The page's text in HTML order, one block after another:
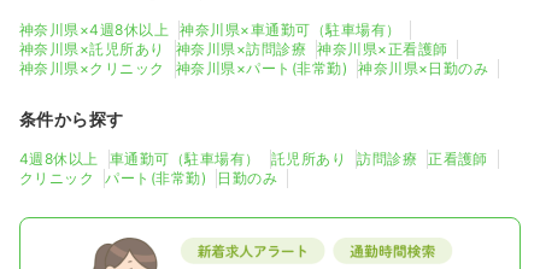
神奈川県×4週8休以上
神奈川県×車通勤可（駐車場有）
神奈川県×託児所あり
神奈川県×訪問診療
神奈川県×正看護師
神奈川県×クリニック
神奈川県×パート(非常勤) 神奈川県×日勤のみ
条件から探す
4週8休以上 車通勤可（駐車場有） 託児所あり 訪問診療
正看護師
クリニック
パート(非常勤) 日勤のみ